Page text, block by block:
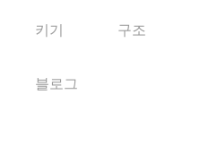
키기 구조
블로그